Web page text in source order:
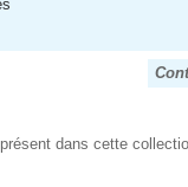
dans cette